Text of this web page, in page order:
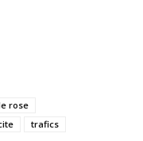
rose
trafics